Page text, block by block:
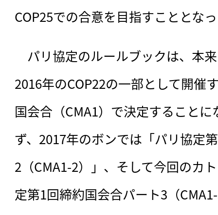
COP25での合意を目指すこととな
パリ協定のルールブックは、本
2016年のCOP22の一部として開催
国会合（CMA1）で決定すること
ず、2017年のボンでは「パリ協定
2（CMA1-2）」、そして今回のカ
定第1回締約国会合パート3（